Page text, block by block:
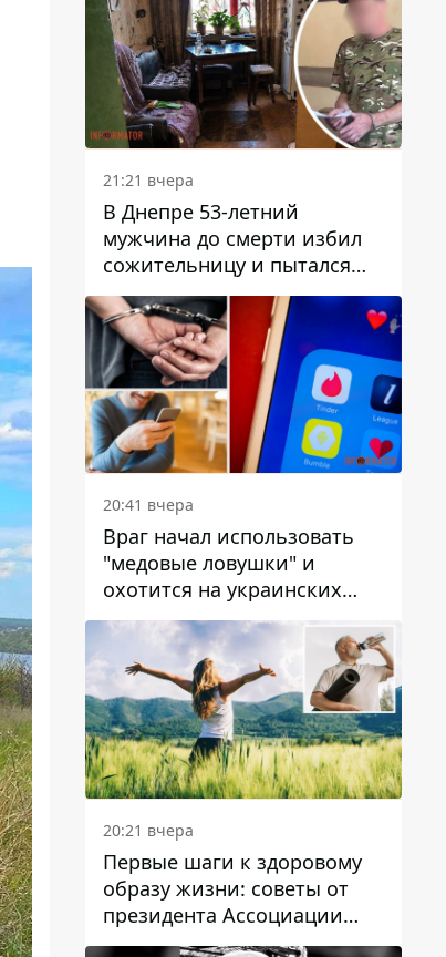
21:21 вчера
В Днепре 53-летний
мужчина до смерти избил
сожительницу и пытался
скрыть преступление:
детали
20:41 вчера
Враг начал использовать
"медовые ловушки" и
охотится на украинских
военнослужащих
20:21 вчера
Первые шаги к здоровому
образу жизни: советы от
президента Ассоциации
диетологов Украины